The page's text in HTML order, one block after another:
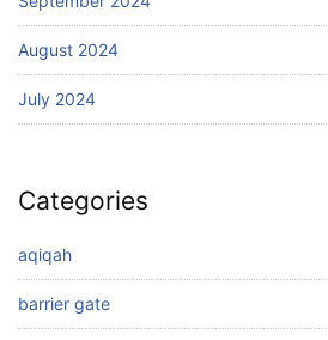
August 2024
July 2024
Categories
aqiqah
barrier gate